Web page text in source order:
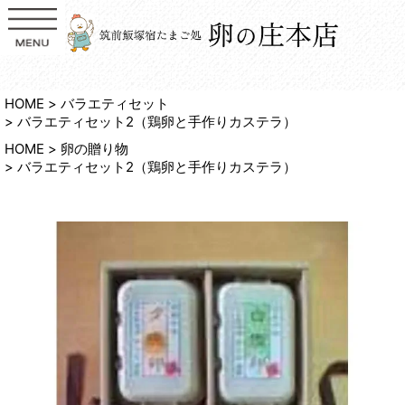
HOME
バラエティセット
バラエティセット2（鶏卵と手作りカステラ）
HOME
卵の贈り物
バラエティセット2（鶏卵と手作りカステラ）